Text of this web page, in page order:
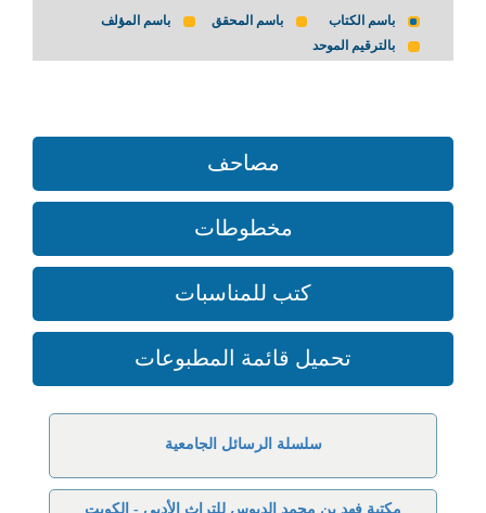
باسم الكتاب باسم المحقق
باسم المؤلف
بالترقيم الموحد
مصاحف
مخطوطات
كتب للمناسبات
تحميل قائمة المطبوعات
سلسلة الرسائل الجامعية
مكتبة فهد بن محمد الدبوس للتراث الأدبي - الكويت